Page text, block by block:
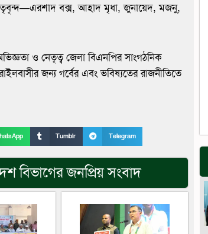
বক্স, আহাদ মৃধা, জুনায়েদ, মজনু,
ও নেতৃত্ব জেলা বিএনপির সাংগঠনিক
জন্য গর্বের এবং ভবিষ্যতের রাজনীতিতে
Tumblr Telegram
বিভাগের জনপ্রিয় সংবাদ